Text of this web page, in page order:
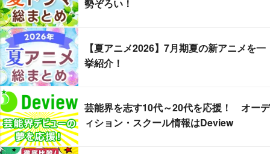
勢ぞろい！
【夏アニメ2026】7月期夏の新アニメを一
挙紹介！
芸能界を志す10代～20代を応援！ オーデ
ィション・スクール情報はDeview